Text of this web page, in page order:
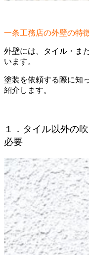
一条工務店の外壁の特
外壁には、タイル・ま
います。
塗装を依頼する際に知
紹介します。
１．タイル以外の
必要